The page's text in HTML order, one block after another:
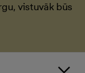
vistuvāk būs